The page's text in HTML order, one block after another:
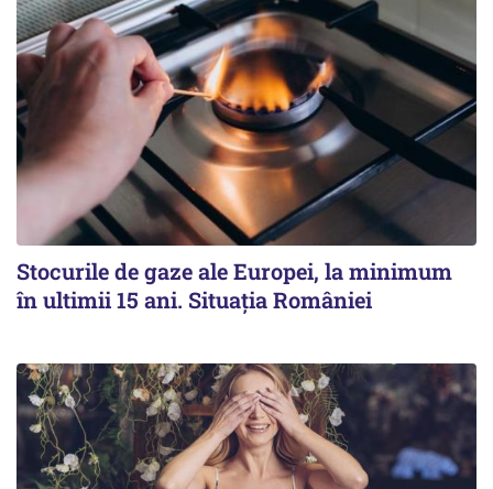
Stocurile de gaze ale Europei, la minimum
în ultimii 15 ani. Situația României